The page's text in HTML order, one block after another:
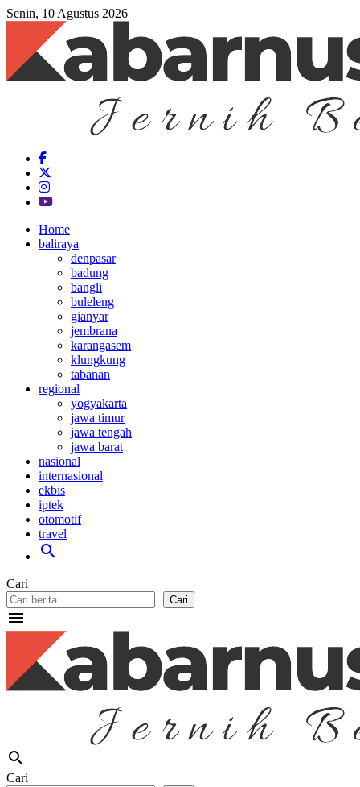
Senin, 10 Agustus 2026
Home
baliraya
denpasar
badung
bangli
buleleng
gianyar
jembrana
karangasem
klungkung
tabanan
regional
yogyakarta
jawa timur
jawa tengah
jawa barat
nasional
internasional
ekbis
iptek
otomotif
travel
search
Cari
Cari
menu
search
Cari